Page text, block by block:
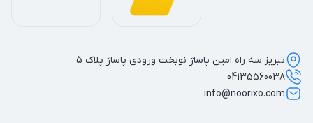
تبریز سه راه امین پاساژ نوبخت ورودی پاساژ پلاک 5
04135560038
info@noorixo.com